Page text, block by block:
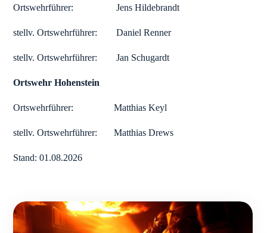
Ortswehrführer: Jens Hildebrandt
stellv. Ortswehrführer: Daniel Renner
stellv. Ortswehrführer: Jan Schugardt
Ortswehr Hohenstein
Ortswehrführer: Matthias Keyl
stellv. Ortswehrführer: Matthias Drews
Stand: 01.08.2026